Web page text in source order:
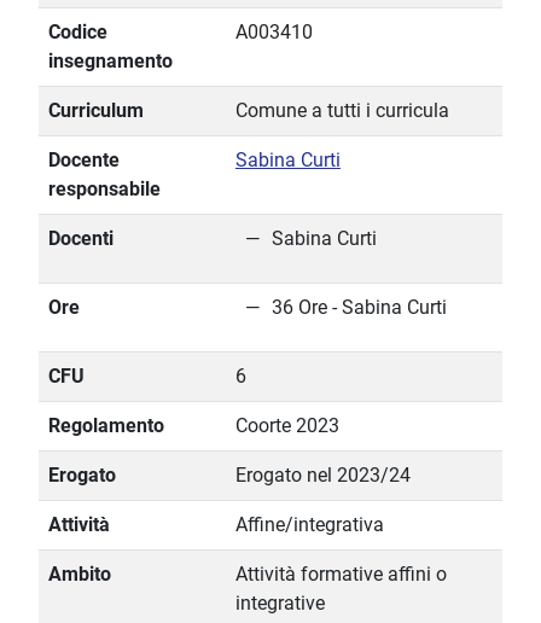
Codice
insegnamento
A003410
Curriculum Comune a tutti i curricula
Docente
responsabile
Sabina Curti
Docenti Sabina Curti
Ore 36 Ore - Sabina Curti
CFU 6
Regolamento Coorte 2023
Erogato Erogato nel 2023/24
Attività Affine/integrativa
Ambito
Attività formative affini o
integrative